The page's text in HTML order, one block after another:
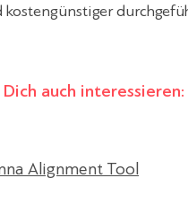
kostengünstiger
auch interessieren:
Alignment Tool